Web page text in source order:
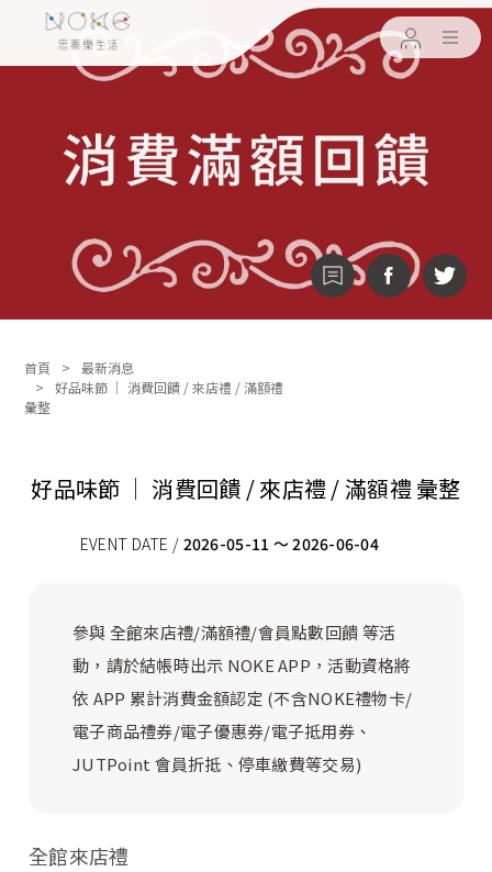
首頁
最新消息
好品味節 │ 消費回饋 / 來店禮 / 滿額禮
彙整
好品味節 │ 消費回饋 / 來店禮 / 滿額禮 彙整
EVENT DATE / 2026-05-11 ～ 2026-06-04
參與 全館來店禮/滿額禮/會員點數回饋 等活
動，請於結帳時出示 NOKE APP，活動資格將
依 APP 累計消費金額認定 (不含NOKE禮物卡/
電子商品禮券/電子優惠券/電子抵用券、
JUTPoint 會員折抵、停車繳費等交易)
全館來店禮